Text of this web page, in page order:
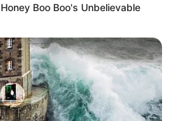
Boo Boo's Unbelievable